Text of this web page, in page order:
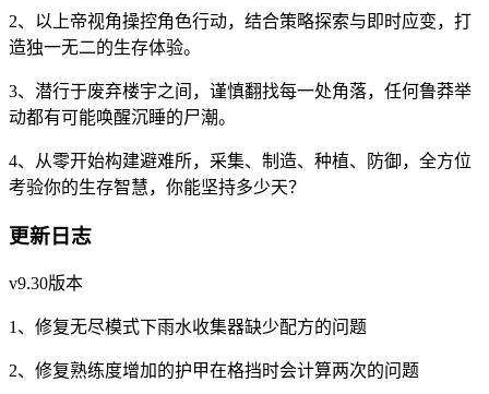
2、以上帝视角操控角色行动，结合策略探索与即时应变，打
造独一无二的生存体验。
3、潜行于废弃楼宇之间，谨慎翻找每一处角落，任何鲁莽举
动都有可能唤醒沉睡的尸潮。
4、从零开始构建避难所，采集、制造、种植、防御，全方位
考验你的生存智慧，你能坚持多少天？
更新日志
v9.30版本
1、修复无尽模式下雨水收集器缺少配方的问题
2、修复熟练度增加的护甲在格挡时会计算两次的问题